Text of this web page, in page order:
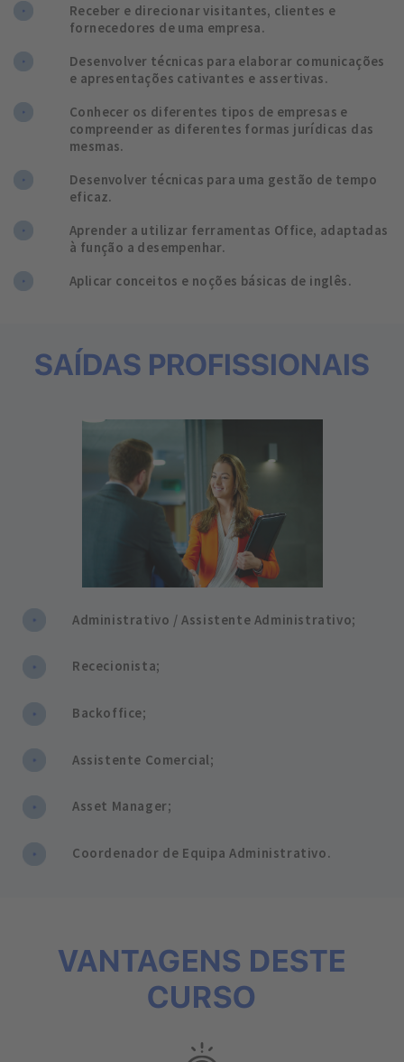
Receber e direcionar visitantes, clientes e
fornecedores de uma empresa.
Desenvolver técnicas para elaborar comunicações
e apresentações cativantes e assertivas.
Conhecer os diferentes tipos de empresas e
compreender as diferentes formas jurídicas das
mesmas.
Desenvolver técnicas para uma gestão de tempo
eficaz.
Aprender a utilizar ferramentas Office, adaptadas
à função a desempenhar.
Aplicar conceitos e noções básicas de inglês.
SAÍDAS PROFISSIONAIS
Administrativo / Assistente Administrativo;
Rececionista;
Backoffice;
Assistente Comercial;
Asset Manager;
Coordenador de Equipa Administrativo.
VANTAGENS DESTE
CURSO